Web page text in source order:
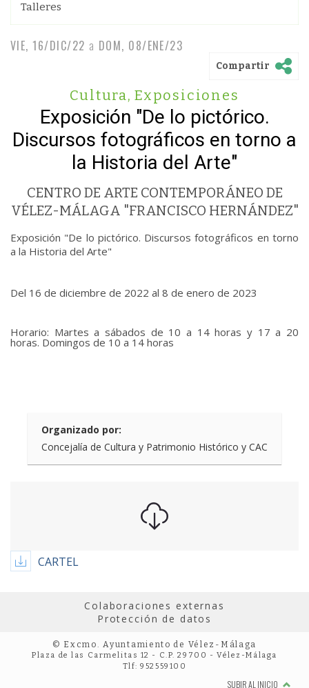
Talleres
VIE, 16/DIC/22 a DOM, 08/ENE/23
Compartir
Cultura, Exposiciones
Exposición "De lo pictórico.
Discursos fotográficos en torno a
la Historia del Arte"
CENTRO DE ARTE CONTEMPORÁNEO DE
VÉLEZ-MÁLAGA "FRANCISCO HERNÁNDEZ"
Exposición "De lo pictórico. Discursos fotográficos en torno
a la Historia del Arte"
Del 16 de diciembre de 2022 al 8 de enero de 2023
Horario: Martes a sábados de 10 a 14 horas y 17 a 20
horas. Domingos de 10 a 14 horas
Organizado por:
Concejalía de Cultura y Patrimonio Histórico y CAC
CARTEL
Colaboraciones externas
Protección de datos
© Excmo. Ayuntamiento de Vélez-Málaga
Plaza de las Carmelitas 12 - C.P. 29700 - Vélez-Málaga
Tlf: 952559100
SUBIR AL INICIO